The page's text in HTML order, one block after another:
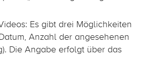
Es gibt drei Möglichkeiten
Anzahl der angesehenen
Die Angabe erfolgt über das